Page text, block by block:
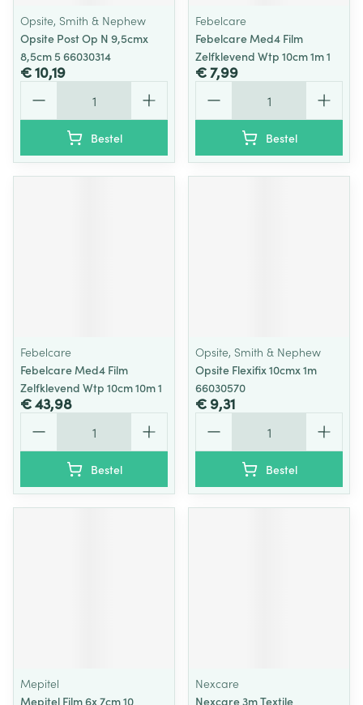
Opsite, Smith & Nephew
Opsite Post Op N 9,5cmx
8,5cm 5 66030314
€ 10,19
Bestel
Febelcare
Febelcare Med4 Film
Zelfklevend Wtp 10cm 1m 1
€ 7,99
Bestel
Febelcare
Febelcare Med4 Film
Zelfklevend Wtp 10cm 10m 1
€ 43,98
Bestel
Opsite, Smith & Nephew
Opsite Flexifix 10cmx 1m
66030570
€ 9,31
Bestel
Mepitel
Mepitel Film 6x 7cm 10
Nexcare
Nexcare 3m Textile